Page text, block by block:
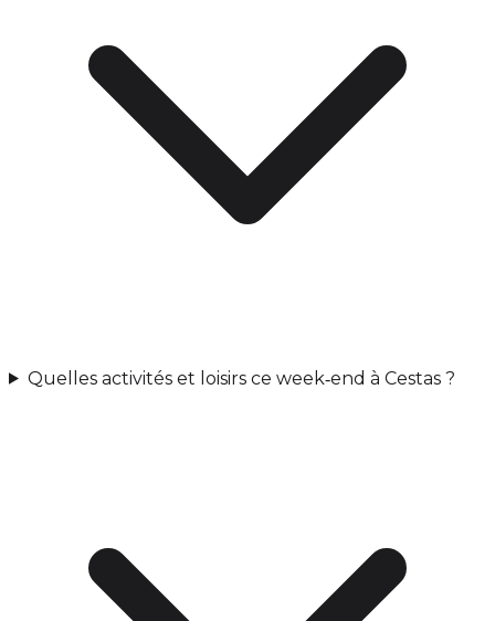
Quelles activités et loisirs ce week‑end à Cestas ?